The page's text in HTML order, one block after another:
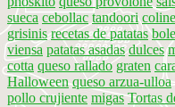
sueca cebollac tandoori
grisinis recetas de patatas
viensa patatas asadas dulces
cotta queso rallado graten
Halloween queso arzua-ulloa
pollo crujiente migas Tortas